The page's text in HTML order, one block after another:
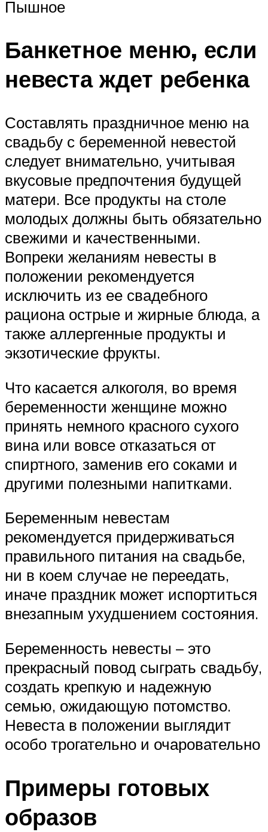
Пышное
Банкетное меню, если
невеста ждет ребенка
Составлять праздничное меню на
свадьбу с беременной невестой
следует внимательно, учитывая
вкусовые предпочтения будущей
матери. Все продукты на столе
молодых должны быть обязательно
свежими и качественными.
Вопреки желаниям невесты в
положении рекомендуется
исключить из ее свадебного
рациона острые и жирные блюда, а
также аллергенные продукты и
экзотические фрукты.
Что касается алкоголя, во время
беременности женщине можно
принять немного красного сухого
вина или вовсе отказаться от
спиртного, заменив его соками и
другими полезными напитками.
Беременным невестам
рекомендуется придерживаться
правильного питания на свадьбе,
ни в коем случае не переедать,
иначе праздник может испортиться
внезапным ухудшением состояния.
Беременность невесты – это
прекрасный повод сыграть свадьбу,
создать крепкую и надежную
семью, ожидающую потомство.
Невеста в положении выглядит
особо трогательно и очаровательно
Примеры готовых
образов